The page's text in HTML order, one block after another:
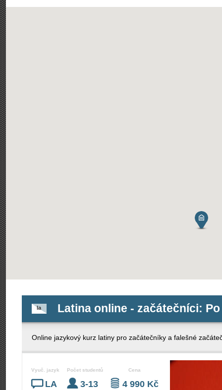
la Latina online - začátečníci: Po
Online jazykový kurz latiny pro začátečníky a falešné
Vyuč. jazyk
LA
Počet studentů
3-13
Cena
4 990 Kč